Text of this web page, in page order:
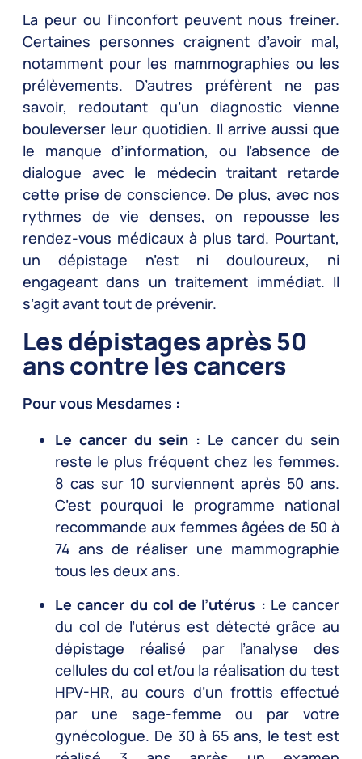
La peur ou l’inconfort peuvent nous freiner.
Certaines personnes craignent d’avoir mal,
notamment pour les mammographies ou les
prélèvements. D’autres préfèrent ne pas
savoir, redoutant qu’un diagnostic vienne
bouleverser leur quotidien. Il arrive aussi que
le manque d’information, ou l’absence de
dialogue avec le médecin traitant retarde
cette prise de conscience. De plus, avec nos
rythmes de vie denses, on repousse les
rendez-vous médicaux à plus tard. Pourtant,
un dépistage n’est ni douloureux, ni
engageant dans un traitement immédiat. Il
s’agit avant tout de prévenir.
Les dépistages après 50
ans contre les cancers
Pour vous Mesdames :
Le cancer du sein : Le cancer du sein
reste le plus fréquent chez les femmes.
8 cas sur 10 surviennent après 50 ans.
C’est pourquoi le programme national
recommande aux femmes âgées de 50 à
74 ans de réaliser une mammographie
tous les deux ans.
Le cancer du col de l’utérus : Le cancer
du col de l’utérus est détecté grâce au
dépistage réalisé par l’analyse des
cellules du col et/ou la réalisation du test
HPV-HR, au cours d’un frottis effectué
par une sage-femme ou par votre
gynécologue. De 30 à 65 ans, le test est